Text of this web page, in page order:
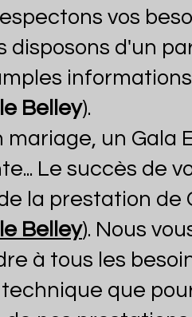
vos
disposons d'un
Belley).
mariage, un
Le succès de
la prestation de
Belley). Nous
à tous les
que